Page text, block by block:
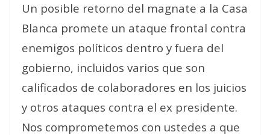
Un posible retorno del magnate a la Casa
Blanca promete un ataque frontal contra
enemigos políticos dentro y fuera del
gobierno, incluidos varios que son
calificados de colaboradores en los juicios
y otros ataques contra el ex presidente.
Nos comprometemos con ustedes a que